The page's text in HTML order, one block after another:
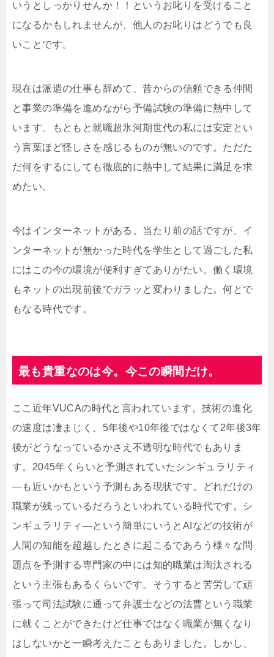
いうとしっかりせんか！！というお叱りを受けること
になるかもしれませんが、他人のお叱りはどうでも良
いことです。
現在は派遣の仕事も辞めて、昔からの信頼できる仲間
と事業の準備を進めながら予備試験の準備に熱中して
います。もともと就職超氷河期世代の私には安定とい
う言葉ほど怪しさを感じるものが無いのです。ただた
だ何をするにしても徹底的に熱中して結果に満足を求
めたい。
今はインターネットがある。当たり前の話ですが、イ
ンターネットが無かった時代を学生として過ごした私
にはこの今の環境が便利すぎてありがたい。働く環境
もネットの出現前後でガラッと変わりました。何とで
もなる時代です。
最も貴重なのは今。今この瞬間だけ。
ここ近年VUCAの時代と言われています。技術の進化
の速度は凄まじく、5年後や10年後ではなくて2年後3年
後がどうなっているかさえ不透明な時代でもありま
す。2045年くらいと予測されていたシンギュラリティ
―も近いかもという予測もある現状です。どれだけの
職業が残っているだろうといわれている時代です。シ
ンギュラリティ―という簡単にいうとAIなどの技術が
人間の知能を超越したときに起こるであろう様々な問
題点を予測する専門家の中には知的職業は淘汰される
という主張もあるくらいです。そうすると苦労して頑
張って司法試験に通って弁護士などの法曹という職業
に就くことができたけど仕事ではなく職業が無くなり
はしないかと一瞬考えたこともありました。しかし、